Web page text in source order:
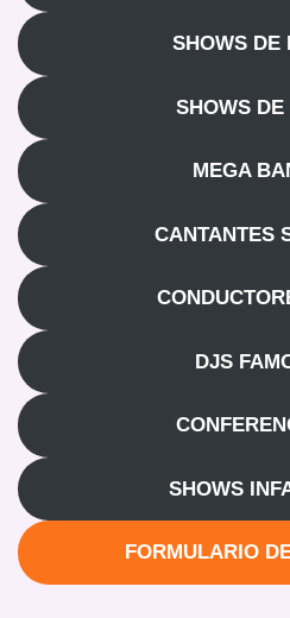
SHOWS DE
SHOWS
MEGA
CANTANTES
DJS
SHOWS
FORMULARIO